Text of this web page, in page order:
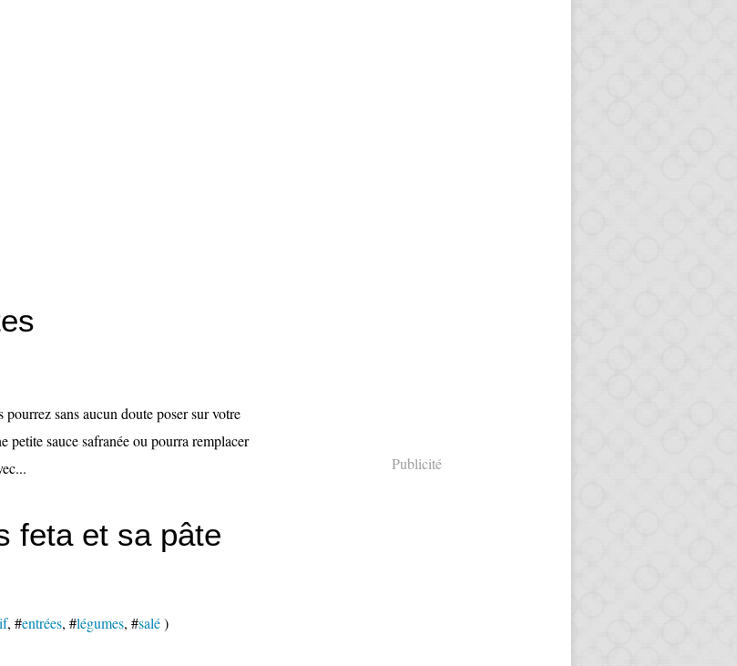
sans aucun doute poser sur votre
petite sauce safranée ou pourra remplacer
feta et sa pâte
, #entrées, #légumes, #salé)
Publicité